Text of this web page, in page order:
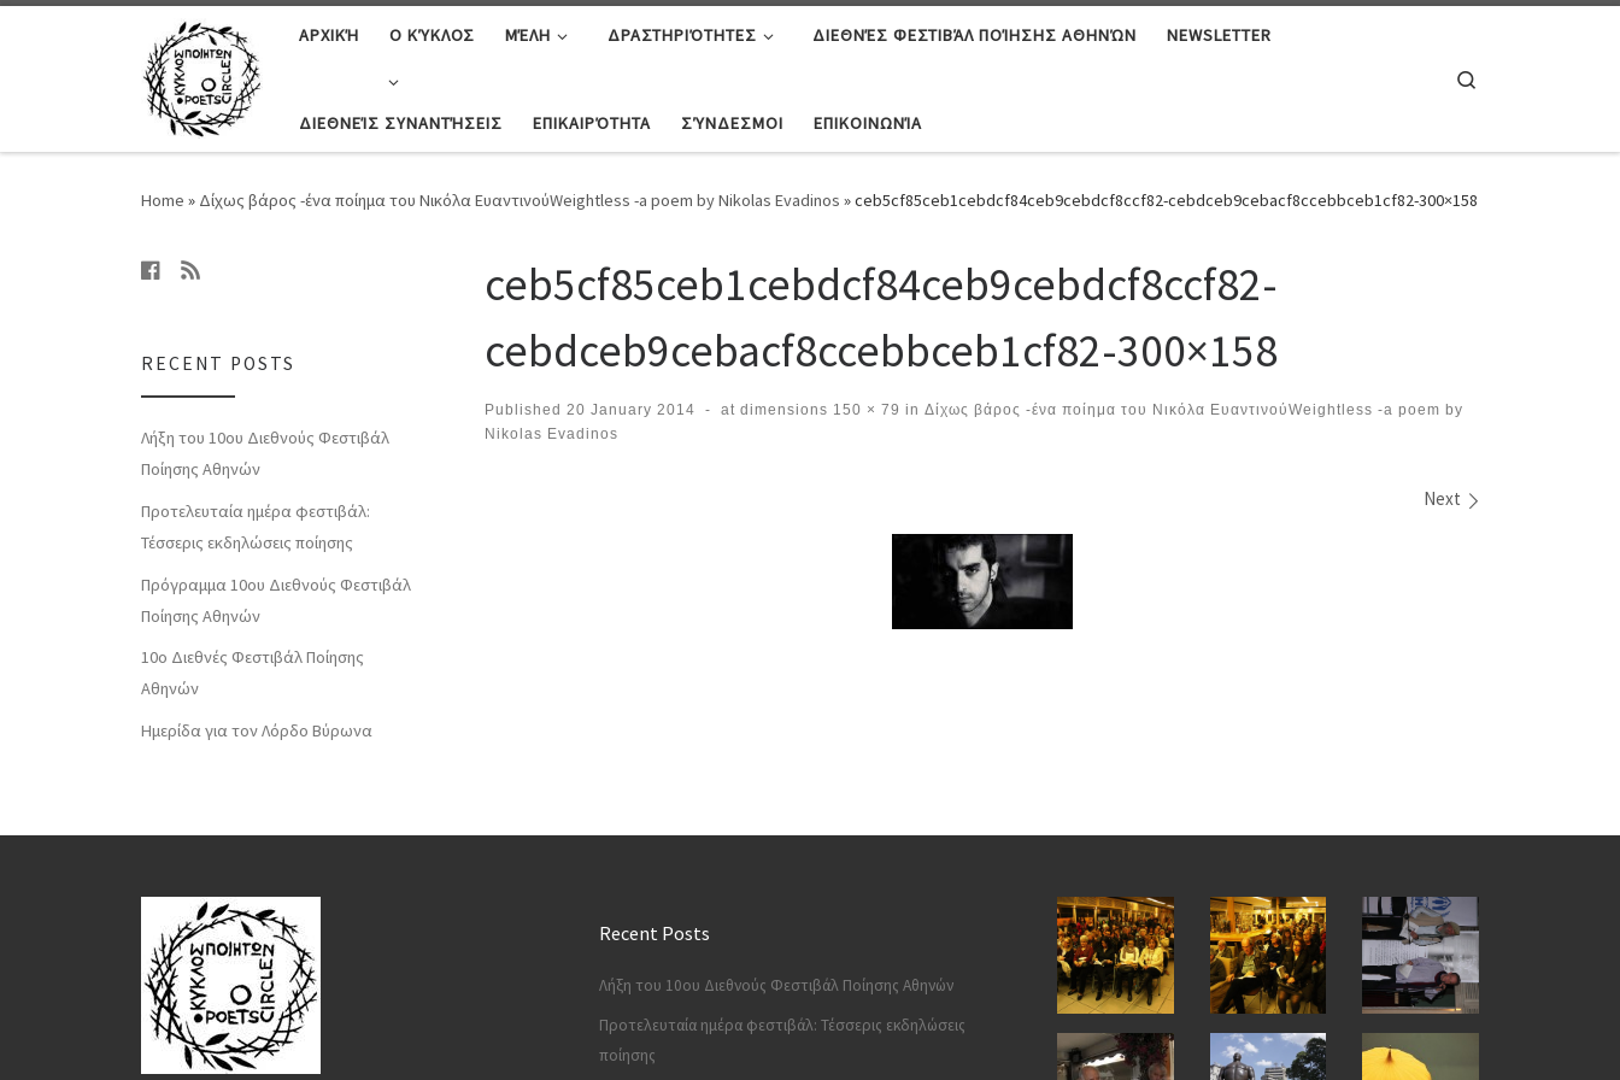
ΑΡΧΙΚΉ Ο ΚΎΚΛΟΣ ΜΈΛΗ ΔΡΑΣΤΗΡΙΌΤΗΤΕΣ ΔΙΕΘΝΈΣ ΦΕΣΤΙΒΆΛ ΠΟΊΗΣΗΣ ΑΘΗΝΏΝ NEWSLETTER
ΔΙΕΘΝΕΊΣ ΣΥΝΑΝΤΉΣΕΙΣ ΕΠΙΚΑΙΡΌΤΗΤΑ ΣΎΝΔΕΣΜΟΙ ΕΠΙΚΟΙΝΩΝΊΑ
Home » Δίχως βάρος -ένα ποίημα του Νικόλα ΕυαντινούWeightless -a poem by Nikolas Evadinos »ceb5cf85ceb1cebdcf84ceb9cebdcf8ccf82-cebdceb9cebacf8ccebbceb1cf82-300×158
ceb5cf85ceb1cebdcf84ceb9cebdcf8ccf82-
cebdceb9cebacf8ccebbceb1cf82-300×158
Published 20 January 2014 - at dimensions 150 × 79 in Δίχως βάρος -ένα ποίημα του Νικόλα ΕυαντινούWeightless -a poem by
Nikolas Evadinos
Next
RECENT POSTS
Λήξη του 10ου Διεθνούς Φεστιβάλ
Ποίησης Αθηνών
Προτελευταία ημέρα φεστιβάλ:
Τέσσερις εκδηλώσεις ποίησης
Πρόγραμμα 10ου Διεθνούς Φεστιβάλ
Ποίησης Αθηνών
10o Διεθνές Φεστιβάλ Ποίησης
Αθηνών
Ημερίδα για τον Λόρδο Βύρωνα
Recent Posts
Λήξη του 10ου Διεθνούς Φεστιβάλ Ποίησης Αθηνών
Προτελευταία ημέρα φεστιβάλ: Τέσσερις εκδηλώσεις
ποίησης